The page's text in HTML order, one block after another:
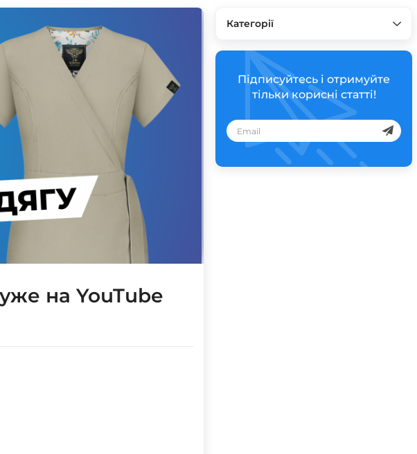
Категорії
Підписуйтесь і отримуйте
тільки корисні статті!
на YouTube